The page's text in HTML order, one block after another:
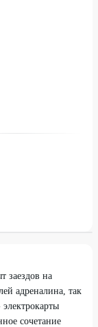
заездов на
адреналина, так
сочетание